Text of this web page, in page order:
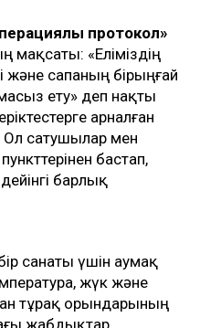
протокол»
мақсаты: «Еліміздің
және сапаның бірыңғай
ету» деп нақты
арналған
Ол сатушылар мен
бастап,
барлық
санаты үшін аумақ
жүк және
тұрақ орындарының
жабдықтар,